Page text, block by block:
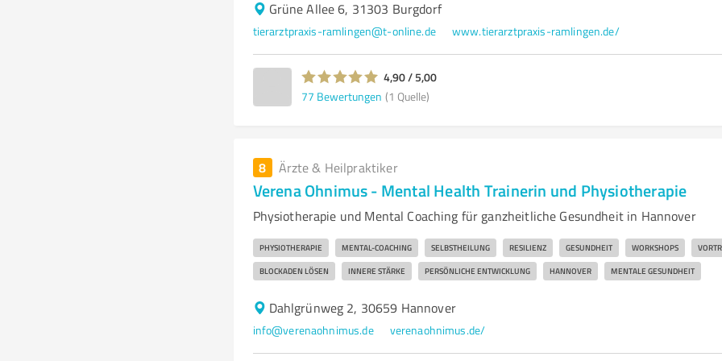
Grüne Allee 6, 31303 Burgdorf
tierarztpraxis-ramlingen@t-online.de www.tierarztpraxis-ramlingen.de/
4,90 / 5,00
77 Bewertungen (1 Quelle)
8 Ärzte & Heilpraktiker
Verena Ohnimus - Mental Health Trainerin und Physiotherapie
Physiotherapie und Mental Coaching für ganzheitliche Gesundheit in Hannover
PHYSIOTHERAPIE MENTAL-COACHING SELBSTHEILUNG RESILIENZ GESUNDHEIT WORKSHOPS
BLOCKADEN LÖSEN INNERE STÄRKE PERSÖNLICHE ENTWICKLUNG HANNOVER MENTALE GESUNDHEIT
Dahlgrünweg 2, 30659 Hannover
info@verenaohnimus.de verenaohnimus.de/